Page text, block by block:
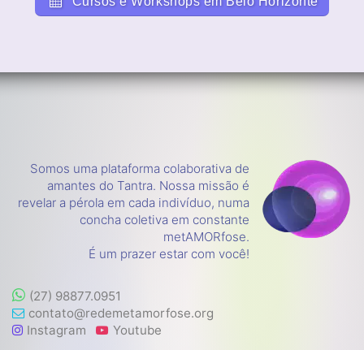
Somos uma plataforma colaborativa de
amantes do Tantra. Nossa missão é
revelar a pérola em cada indivíduo, numa
concha coletiva em constante
metAMORfose.
É um prazer estar com você!
(27) 98877.0951
contato@redemetamorfose.org
Instagram
Youtube